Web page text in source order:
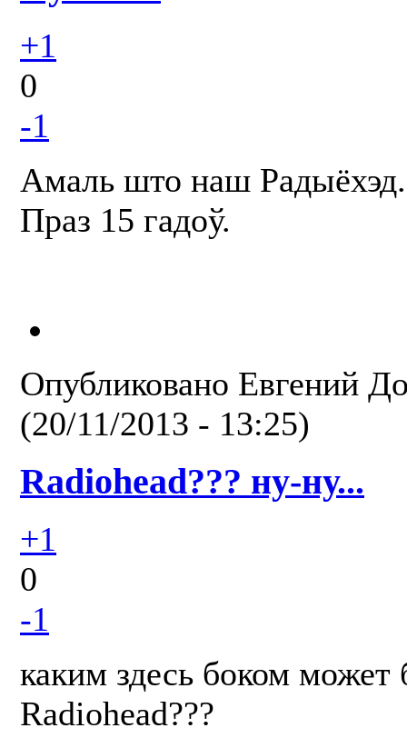
+1
0
-1
Амаль што наш
Праз 15 гадоў.
Опубликовано Евгений
(20/11/2013 - 13:25)
Radiohead??? ну-ну...
+1
0
-1
каким здесь боком может
Radiohead???